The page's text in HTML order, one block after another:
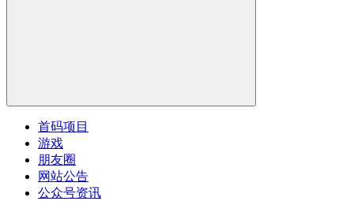
首码项目
游戏
朋友圈
网站公告
公众号资讯